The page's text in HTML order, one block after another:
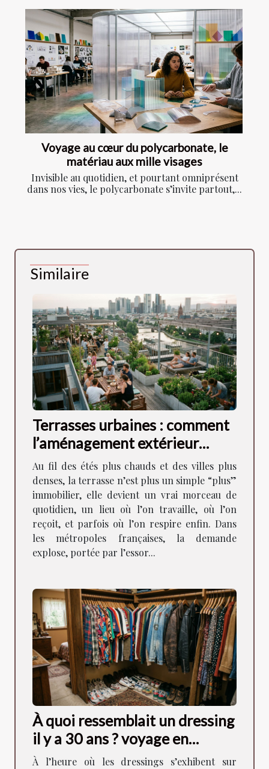
Voyage au cœur du polycarbonate, le
matériau aux mille visages
Invisible au quotidien, et pourtant omniprésent
dans nos vies, le polycarbonate s’invite partout,...
Similaire
Terrasses urbaines : comment
l’aménagement extérieur
façonne la vie en ville
Au fil des étés plus chauds et des villes plus
denses, la terrasse n’est plus un simple “plus”
immobilier, elle devient un vrai morceau de
quotidien, un lieu où l’on travaille, où l’on
reçoit, et parfois où l’on respire enfin. Dans
les métropoles françaises, la demande
explose, portée par l’essor...
À quoi ressemblait un dressing
il y a 30 ans ? voyage en
images
À l’heure où les dressings s’exhibent sur